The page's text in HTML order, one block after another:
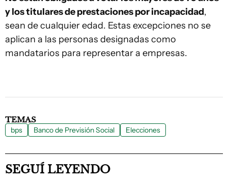
y los titulares de prestaciones por incapacidad,
sean de cualquier edad. Estas excepciones no se
aplican a las personas designadas como
mandatarios para representar a empresas.
TEMAS
bps Banco de Previsión Social Elecciones
SEGUÍ LEYENDO